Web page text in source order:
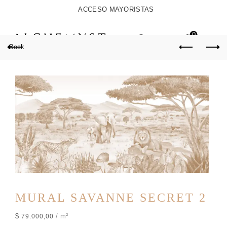
ACCESO MAYORISTAS
0
Back
MURAL SAVANNE SECRET 2
$ 79.000,00 / m²